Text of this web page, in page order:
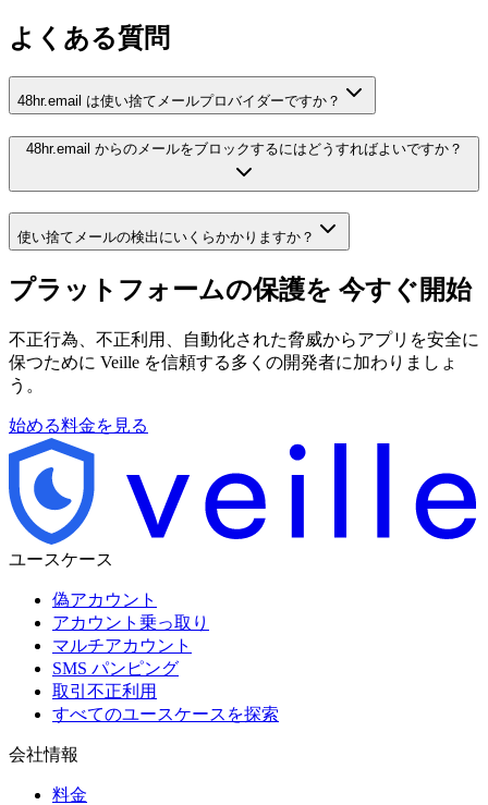
よくある質問
48hr.email は使い捨てメールプロバイダーですか？
48hr.email からのメールをブロックするにはどうすればよいですか？
使い捨てメールの検出にいくらかかりますか？
プラットフォームの保護を 今すぐ開始
不正行為、不正利用、自動化された脅威からアプリを安全に
保つために Veille を信頼する多くの開発者に加わりましょ
う。
始める料金を見る
ユースケース
偽アカウント
アカウント乗っ取り
マルチアカウント
SMS パンピング
取引不正利用
すべてのユースケースを探索
会社情報
料金